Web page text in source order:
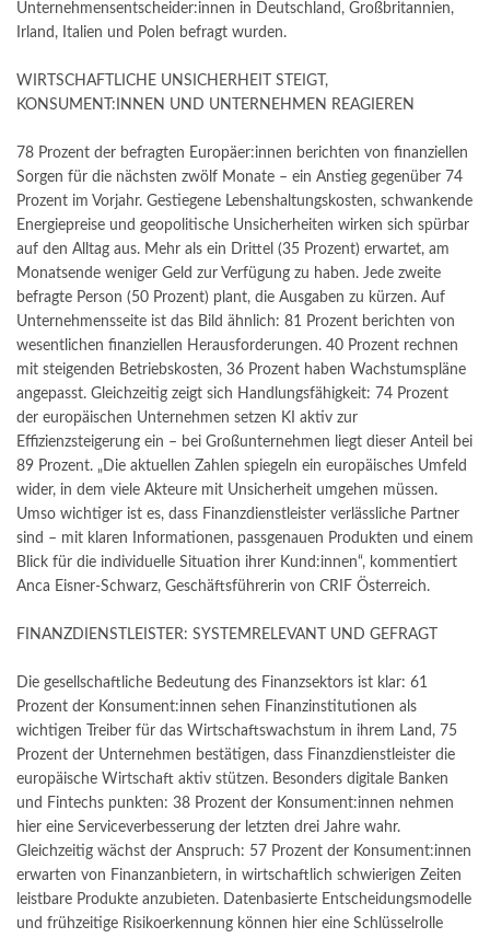
Unternehmensentscheider:innen in Deutschland, Großbritannien,
Irland, Italien und Polen befragt wurden.
WIRTSCHAFTLICHE UNSICHERHEIT STEIGT,
KONSUMENT:INNEN UND UNTERNEHMEN REAGIEREN
78 Prozent der befragten Europäer:innen berichten von finanziellen
Sorgen für die nächsten zwölf Monate – ein Anstieg gegenüber 74
Prozent im Vorjahr. Gestiegene Lebenshaltungskosten, schwankende
Energiepreise und geopolitische Unsicherheiten wirken sich spürbar
auf den Alltag aus. Mehr als ein Drittel (35 Prozent) erwartet, am
Monatsende weniger Geld zur Verfügung zu haben. Jede zweite
befragte Person (50 Prozent) plant, die Ausgaben zu kürzen. Auf
Unternehmensseite ist das Bild ähnlich: 81 Prozent berichten von
wesentlichen finanziellen Herausforderungen. 40 Prozent rechnen
mit steigenden Betriebskosten, 36 Prozent haben Wachstumspläne
angepasst. Gleichzeitig zeigt sich Handlungsfähigkeit: 74 Prozent
der europäischen Unternehmen setzen KI aktiv zur
Effizienzsteigerung ein – bei Großunternehmen liegt dieser Anteil bei
89 Prozent. „Die aktuellen Zahlen spiegeln ein europäisches Umfeld
wider, in dem viele Akteure mit Unsicherheit umgehen müssen.
Umso wichtiger ist es, dass Finanzdienstleister verlässliche Partner
sind – mit klaren Informationen, passgenauen Produkten und einem
Blick für die individuelle Situation ihrer Kund:innen“, kommentiert
Anca Eisner-Schwarz, Geschäftsführerin von CRIF Österreich.
FINANZDIENSTLEISTER: SYSTEMRELEVANT UND GEFRAGT
Die gesellschaftliche Bedeutung des Finanzsektors ist klar: 61
Prozent der Konsument:innen sehen Finanzinstitutionen als
wichtigen Treiber für das Wirtschaftswachstum in ihrem Land, 75
Prozent der Unternehmen bestätigen, dass Finanzdienstleister die
europäische Wirtschaft aktiv stützen. Besonders digitale Banken
und Fintechs punkten: 38 Prozent der Konsument:innen nehmen
hier eine Serviceverbesserung der letzten drei Jahre wahr.
Gleichzeitig wächst der Anspruch: 57 Prozent der Konsument:innen
erwarten von Finanzanbietern, in wirtschaftlich schwierigen Zeiten
leistbare Produkte anzubieten. Datenbasierte Entscheidungsmodelle
und frühzeitige Risikoerkennung können hier eine Schlüsselrolle